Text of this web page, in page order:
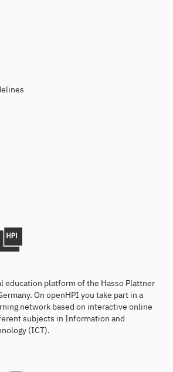
education platform of the Hasso Plattner
On openHPI you take part in a
network based on interactive online
subjects in Information and
(ICT).